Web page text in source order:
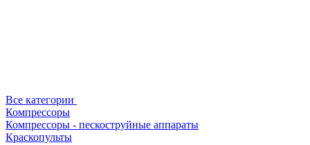
Все категории
Компрессоры
Компрессоры - пескоструйные аппараты
Краскопульты